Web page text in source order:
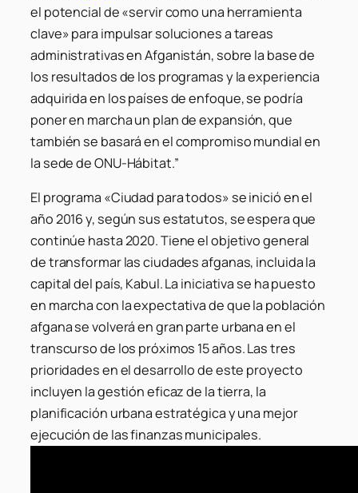
el potencial de «servir como una herramienta
clave» para impulsar soluciones a tareas
administrativas en Afganistán, sobre la base de
los resultados de los programas y la experiencia
adquirida en los países de enfoque, se podría
poner en marcha un plan de expansión, que
también se basará en el compromiso mundial en
la sede de ONU-Hábitat.”
El programa «Ciudad para todos» se inició en el
año 2016 y, según sus estatutos, se espera que
continúe hasta 2020. Tiene el objetivo general
de transformar las ciudades afganas, incluida la
capital del país, Kabul. La iniciativa se ha puesto
en marcha con la expectativa de que la población
afgana se volverá en gran parte urbana en el
transcurso de los próximos 15 años. Las tres
prioridades en el desarrollo de este proyecto
incluyen la gestión eficaz de la tierra, la
planificación urbana estratégica y una mejor
ejecución de las finanzas municipales.